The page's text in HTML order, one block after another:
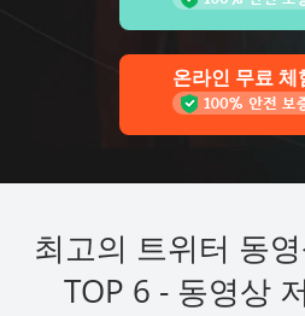
온라인 무료 체
최고의 트위터 동
TOP 6 - 동영상